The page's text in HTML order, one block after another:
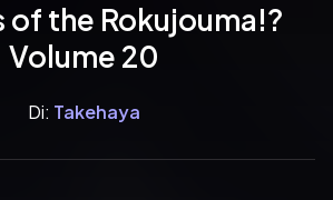
of the Rokujouma!?
Volume 20
Di: Takehaya